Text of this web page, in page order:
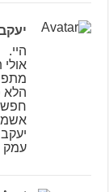
היי.
הלא
עמק